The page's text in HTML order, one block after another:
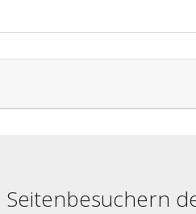
Seitenbesuchern